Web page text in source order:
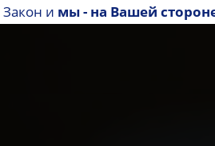
и мы - на Вашей